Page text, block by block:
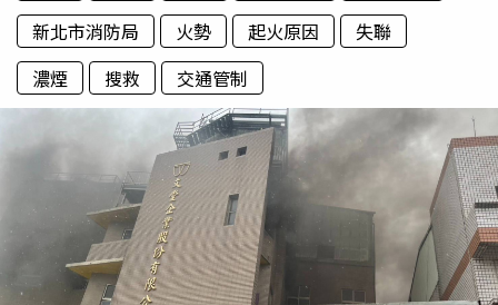
新北市消防局
火勢 起火原因
失聯
濃煙
搜救 交通管制